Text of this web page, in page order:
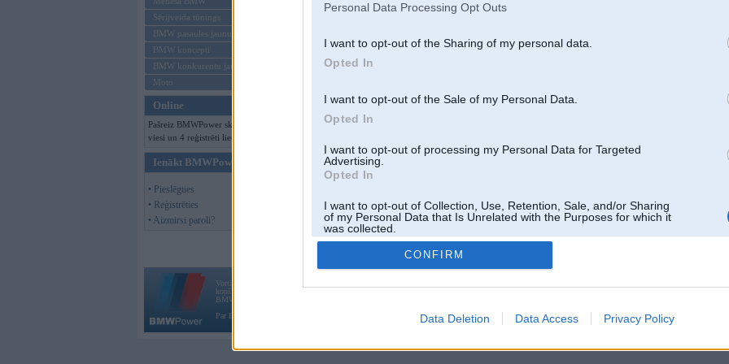
Personal Data Processing Opt Outs
I want to opt-out of the Sharing of my personal data.
Opted In
I want to opt-out of the Sale of my Personal Data.
Opted In
I want to opt-out of processing my Personal Data for Targeted
Advertising.
Opted In
I want to opt-out of Collection, Use, Retention, Sale, and/or Sharing
of my Personal Data that Is Unrelated with the Purposes for which it
was collected.
Opted Out
CONFIRM
Data Deletion Data Access Privacy Policy
Sērijveida tūnings
BMW pasaules jaunumi
BMW koncepti
BMW konkurentu jaunumi
Moto
Online
Pašreiz BMWPower skatās 107
viesi un 4 reģistrēti lietotāji.
Ienākt BMWPower
• Pieslēgties
• Reģistrēties
• Aizmirsi paroli?
Vortāls BMWPower.lv darbojas
kopš 2002. gada 14. maija. Tas nav auto klubs un nav saistīts ar
BMW AG.
Par BMWPower